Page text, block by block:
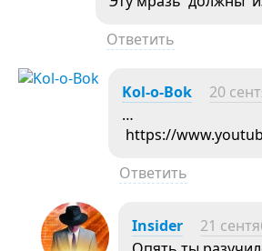
Ответить
Kol-o-Bok 20
…
https://
Ответить
Insider 21